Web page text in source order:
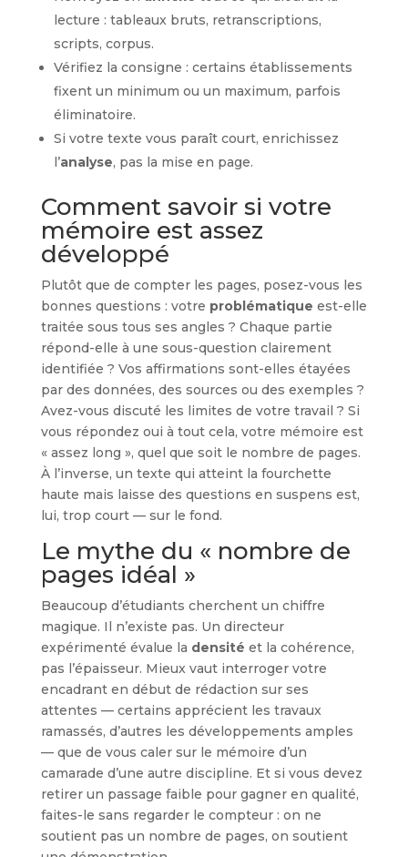
lecture : tableaux bruts, retranscriptions,
scripts, corpus.
Vérifiez la consigne : certains établissements
fixent un minimum ou un maximum, parfois
éliminatoire.
Si votre texte vous paraît court, enrichissez
l’analyse, pas la mise en page.
Comment savoir si votre
mémoire est assez
développé
Plutôt que de compter les pages, posez-vous les
bonnes questions : votre problématique est-elle
traitée sous tous ses angles ? Chaque partie
répond-elle à une sous-question clairement
identifiée ? Vos affirmations sont-elles étayées
par des données, des sources ou des exemples ?
Avez-vous discuté les limites de votre travail ? Si
vous répondez oui à tout cela, votre mémoire est
« assez long », quel que soit le nombre de pages.
À l’inverse, un texte qui atteint la fourchette
haute mais laisse des questions en suspens est,
lui, trop court — sur le fond.
Le mythe du « nombre de
pages idéal »
Beaucoup d’étudiants cherchent un chiffre
magique. Il n’existe pas. Un directeur
expérimenté évalue la densité et la cohérence,
pas l’épaisseur. Mieux vaut interroger votre
encadrant en début de rédaction sur ses
attentes — certains apprécient les travaux
ramassés, d’autres les développements amples
— que de vous caler sur le mémoire d’un
camarade d’une autre discipline. Et si vous devez
retirer un passage faible pour gagner en qualité,
faites-le sans regarder le compteur : on ne
soutient pas un nombre de pages, on soutient